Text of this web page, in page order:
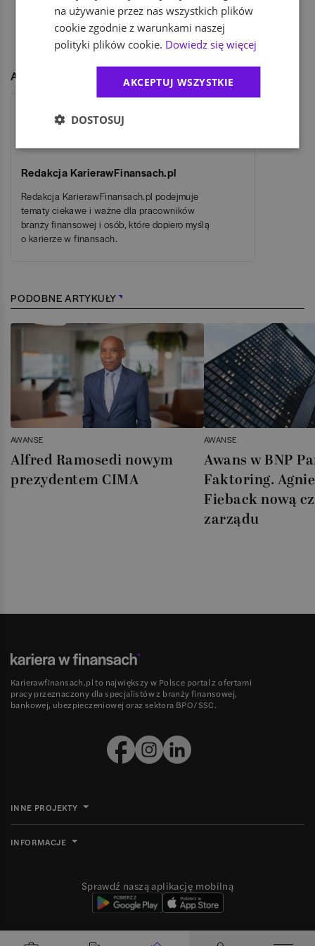
UDOSTĘPNIJ
Autor
Redakcja KarierawFinansach.pl
Redakcja KarierawFinansach.pl podejmuje
tematy ciekawe i ważne dla pracowników
branży finansowej i osób, które dopiero myślą
o karierze w finansach.
PODOBNE ARTYKUŁY
AWANSE
Alfred Ramosedi nowym
prezydentem CIMA
AWANSE
Awans w BNP
Faktoring.
Fieback nową
zarządu
Karierawfinansach.pl to największy w Polsce portal z ofertami
pracy przeznaczony dla specjalistów z branży finansowej,
bankowej, ubezpieczeniowej oraz sektora BPO/SSC.
INNE PROJEKTY
INFORMACJE
Sprawdź naszą aplikację mobilną
na używanie przez nas wszystkich plików
cookie zgodnie z warunkami naszej
polityki plików cookie. Dowiedz się więcej
AKCEPTUJ WSZYSTKIE
DOSTOSUJ